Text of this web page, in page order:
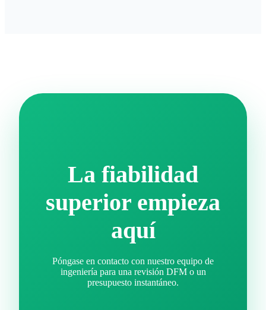
La fiabilidad
superior empieza
aquí
Póngase en contacto con nuestro equipo de
ingeniería para una revisión DFM o un
presupuesto instantáneo.